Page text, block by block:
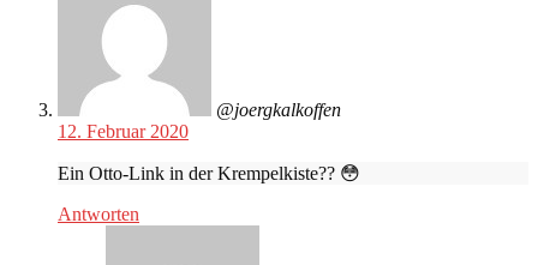
@joergkalkoffen
12. Februar 2020
Ein Otto-Link in der Krempelkiste?? 😳
Antworten